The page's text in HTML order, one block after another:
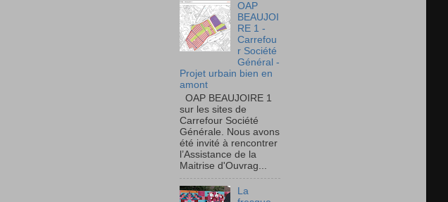
OAP
BEAUJOI
RE 1 -
Carrefou
r Société
Général -
Projet urbain bien en
amont
OAP BEAUJOIRE 1
sur les sites de
Carrefour Société
Générale. Nous avons
été invité à rencontrer
l’Assistance de la
Maitrise d'Ouvrag...
La